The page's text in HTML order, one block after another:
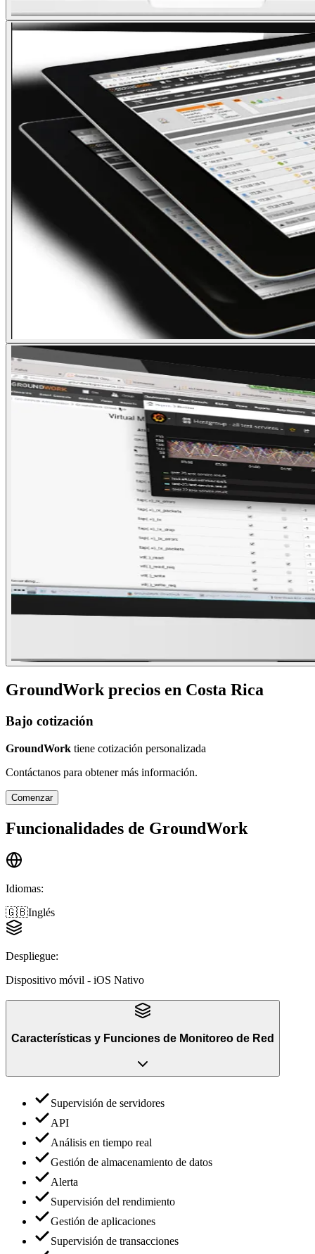
GroundWork precios en Costa Rica
Bajo cotización
GroundWork tiene cotización personalizada
Contáctanos para obtener más información.
Comenzar
Funcionalidades de GroundWork
Idiomas:
🇬🇧Inglés
Despliegue:
Dispositivo móvil - iOS Nativo
Características y Funciones de Monitoreo de Red
Supervisión de servidores
API
Análisis en tiempo real
Gestión de almacenamiento de datos
Alerta
Supervisión del rendimiento
Gestión de aplicaciones
Supervisión de transacciones